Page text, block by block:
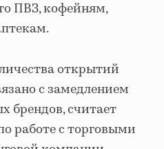
ПВЗ, кофейням,
открытий
с замедлением
брендов, считает
работе с торговыми